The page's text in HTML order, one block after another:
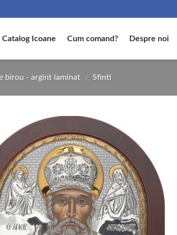
Catalog Icoane Cum comand? Despre noi
birou - argint laminat / Sfinti